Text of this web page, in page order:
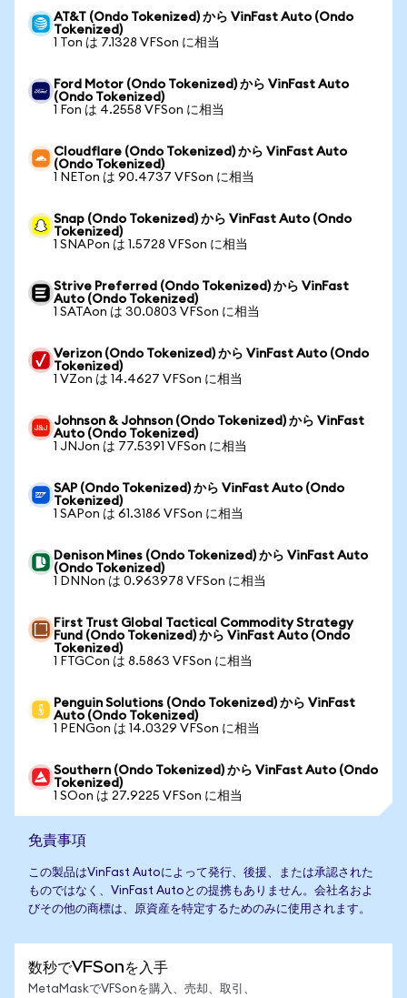
AT&T (Ondo Tokenized) から VinFast Auto (Ondo
Tokenized)
1 Ton は 7.1328 VFSon に相当
Ford Motor (Ondo Tokenized) から VinFast Auto
(Ondo Tokenized)
1 Fon は 4.2558 VFSon に相当
Cloudflare (Ondo Tokenized) から VinFast Auto
(Ondo Tokenized)
1 NETon は 90.4737 VFSon に相当
Snap (Ondo Tokenized) から VinFast Auto (Ondo
Tokenized)
1 SNAPon は 1.5728 VFSon に相当
Strive Preferred (Ondo Tokenized) から VinFast
Auto (Ondo Tokenized)
1 SATAon は 30.0803 VFSon に相当
Verizon (Ondo Tokenized) から VinFast Auto (Ondo
Tokenized)
1 VZon は 14.4627 VFSon に相当
Johnson & Johnson (Ondo Tokenized) から VinFast
Auto (Ondo Tokenized)
1 JNJon は 77.5391 VFSon に相当
SAP (Ondo Tokenized) から VinFast Auto (Ondo
Tokenized)
1 SAPon は 61.3186 VFSon に相当
Denison Mines (Ondo Tokenized) から VinFast Auto
(Ondo Tokenized)
1 DNNon は 0.963978 VFSon に相当
First Trust Global Tactical Commodity Strategy
Fund (Ondo Tokenized) から VinFast Auto (Ondo
Tokenized)
1 FTGCon は 8.5863 VFSon に相当
Penguin Solutions (Ondo Tokenized) から VinFast
Auto (Ondo Tokenized)
1 PENGon は 14.0329 VFSon に相当
Southern (Ondo Tokenized) から VinFast Auto (Ondo
Tokenized)
1 SOon は 27.9225 VFSon に相当
免責事項
この製品はVinFast Autoによって発行、後援、または承認された
ものではなく、VinFast Autoとの提携もありません。会社名およ
びその他の商標は、原資産を特定するためのみに使用されます。
数秒でVFSonを入手
MetaMaskでVFSonを購入、売却、取引、